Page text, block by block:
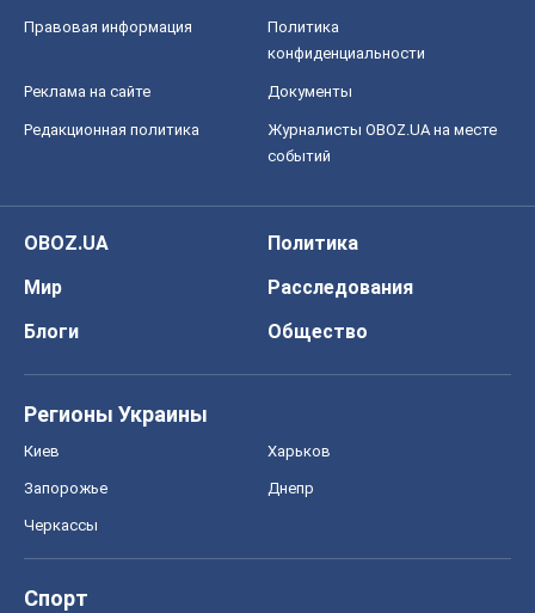
Правовая информация
Политика
конфиденциальности
Реклама на сайте Документы
Редакционная политика
Журналисты OBOZ.UA на месте
событий
OBOZ.UA
Политика
Мир
Расследования
Блоги
Общество
Регионы Украины
Киев Харьков
Запорожье Днепр
Черкассы
Спорт